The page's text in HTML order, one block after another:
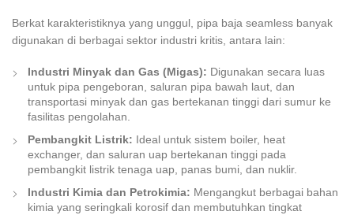
Berkat karakteristiknya yang unggul, pipa baja seamless banyak
digunakan di berbagai sektor industri kritis, antara lain:
Industri Minyak dan Gas (Migas): Digunakan secara luas
untuk pipa pengeboran, saluran pipa bawah laut, dan
transportasi minyak dan gas bertekanan tinggi dari sumur ke
fasilitas pengolahan.
Pembangkit Listrik: Ideal untuk sistem boiler, heat
exchanger, dan saluran uap bertekanan tinggi pada
pembangkit listrik tenaga uap, panas bumi, dan nuklir.
Industri Kimia dan Petrokimia: Mengangkut berbagai bahan
kimia yang seringkali korosif dan membutuhkan tingkat